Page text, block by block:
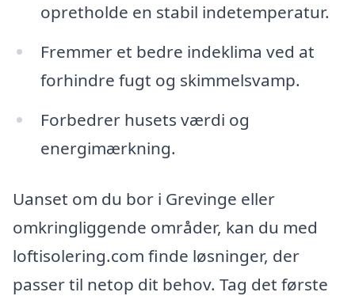
opretholde en stabil indetemperatur.
Fremmer et bedre indeklima ved at
forhindre fugt og skimmelsvamp.
Forbedrer husets værdi og
energimærkning.
Uanset om du bor i Grevinge eller
omkringliggende områder, kan du med
loftisolering.com finde løsninger, der
passer til netop dit behov. Tag det første